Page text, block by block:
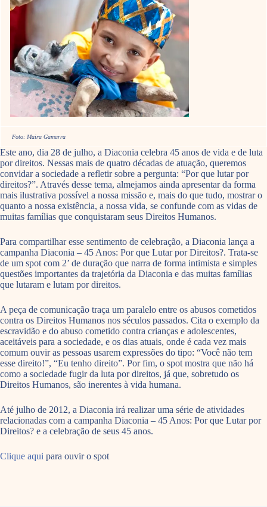
Foto: Maira Gamarra
Este ano, dia 28 de julho, a Diaconia celebra 45 anos de vida e de luta
por direitos. Nessas mais de quatro décadas de atuação, queremos
convidar a sociedade a refletir sobre a pergunta: “Por que lutar por
direitos?”. Através desse tema, almejamos ainda apresentar da forma
mais ilustrativa possível a nossa missão e, mais do que tudo, mostrar o
quanto a nossa existência, a nossa vida, se confunde com as vidas de
muitas famílias que conquistaram seus Direitos Humanos.
Para compartilhar esse sentimento de celebração, a Diaconia lança a
campanha Diaconia – 45 Anos: Por que Lutar por Direitos?. Trata-se
de um spot com 2’ de duração que narra de forma intimista e simples
questões importantes da trajetória da Diaconia e das muitas famílias
que lutaram e lutam por direitos.
A peça de comunicação traça um paralelo entre os abusos cometidos
contra os Direitos Humanos nos séculos passados. Cita o exemplo da
escravidão e do abuso cometido contra crianças e adolescentes,
aceitáveis para a sociedade, e os dias atuais, onde é cada vez mais
comum ouvir as pessoas usarem expressões do tipo: “Você não tem
esse direito!”, “Eu tenho direito”. Por fim, o spot mostra que não há
como a sociedade fugir da luta por direitos, já que, sobretudo os
Direitos Humanos, são inerentes à vida humana.
Até julho de 2012, a Diaconia irá realizar uma série de atividades
relacionadas com a campanha Diaconia – 45 Anos: Por que Lutar por
Direitos? e a celebração de seus 45 anos.
Clique aqui para ouvir o spot